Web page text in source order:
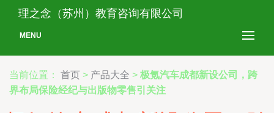
理之念（苏州）教育咨询有限公司
MENU
当前位置： 首页 > 产品大全 > 极氪汽车成都新设公司，跨
界布局保险经纪与出版物零售引关注